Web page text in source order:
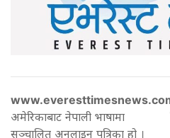
अमेरिकाबाट नेपाली भाषामा
सञ्चालित अनलाइन पत्रिका हो ।